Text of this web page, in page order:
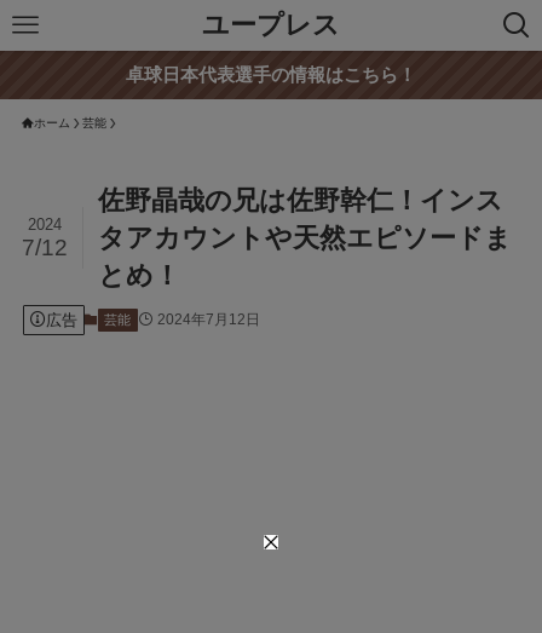
ユープレス
卓球日本代表選手の情報はこちら！
ホーム 芸能
佐野晶哉の兄は佐野幹仁！インス
タアカウントや天然エピソードま
とめ！
2024
7/12
広告 芸能 2024年7月12日